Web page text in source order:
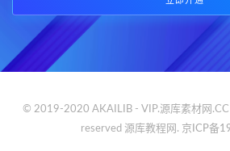
© 2019-2020 AKAILIB - VIP.源库素材网.CC
reserved 源库教程网. 京ICP备